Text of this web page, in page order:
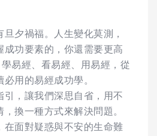
夕禍福。人生變化莫測，
成功要素的，你還需要更高
易經、看易經、用易經，從
用的易經成功學。
引，讓我們深思自省，用不
換一種方式來解決問題。
在面對疑惑與不安的生命難